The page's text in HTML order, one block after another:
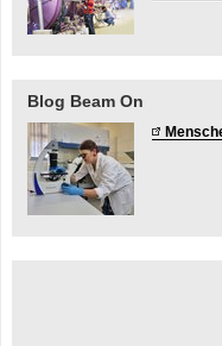
Blog Beam On